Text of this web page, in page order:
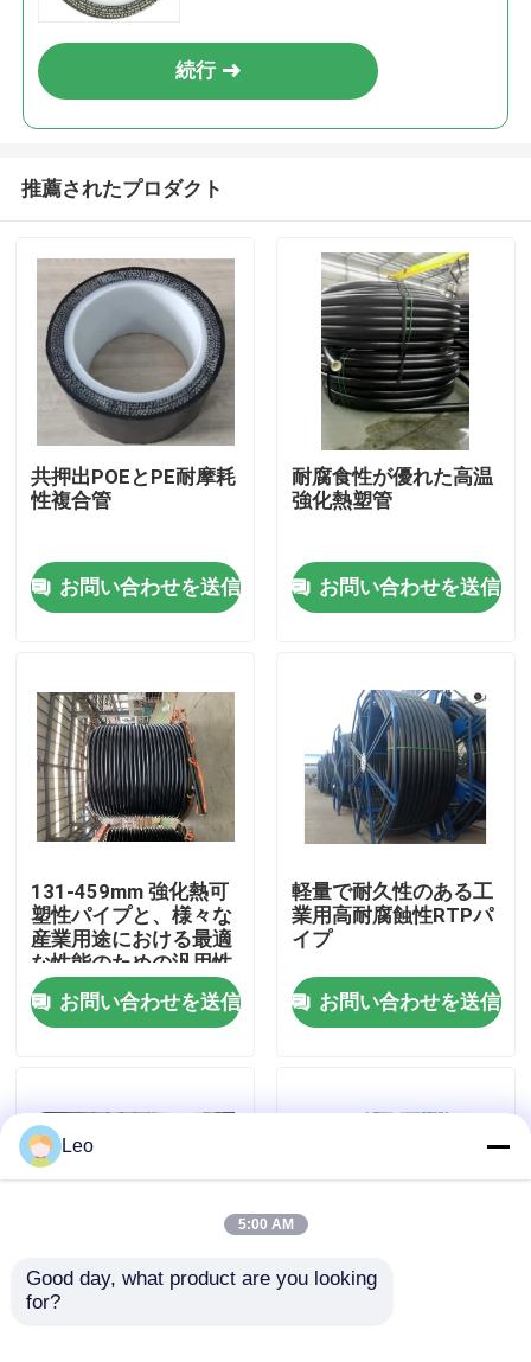
製品
VRショー
企業情報
会社案内
お問い合わせ
見積依頼
続行
推薦されたプロダクト
共押出POEとPE耐摩耗
性複合管
お問い合わせを送信
耐腐食性が優れた高温
強化熱塑管
お問い合わせを送信
131-459mm 強化熱可
塑性パイプと、様々な
産業用途における最適
な性能のための汎用性
お問い合わせを送信
軽量で耐久性のある工
業用高耐腐蝕性RTPパ
イプ
お問い合わせを送信
内径≥100 強化熱可塑
Leo
5:00 AM
Good day, what product are you looking
for?